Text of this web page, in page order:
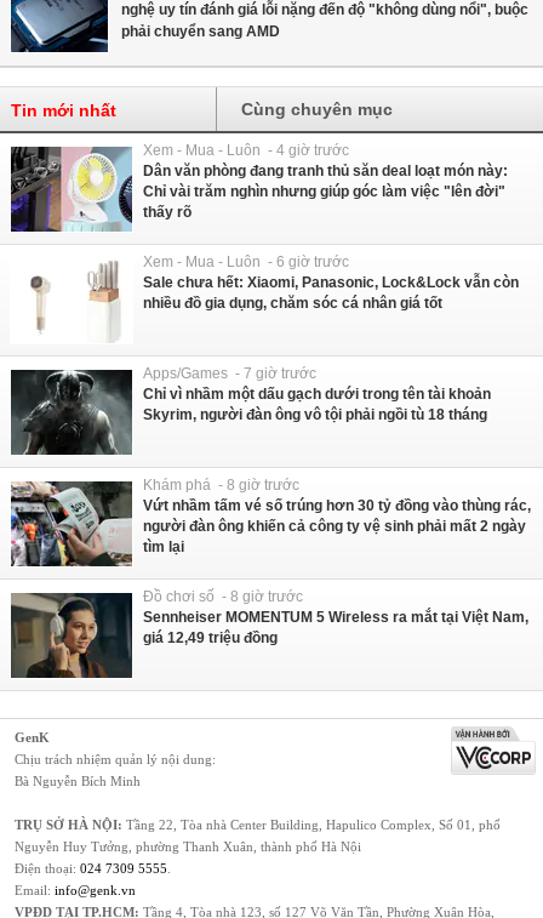
nghệ uy tín đánh giá lỗi nặng đến độ "không dùng nổi", buộc
phải chuyển sang AMD
Tin mới nhất Cùng chuyên mục
Xem - Mua - Luôn - 4 giờ trước
Dân văn phòng đang tranh thủ săn deal loạt món này:
Chỉ vài trăm nghìn nhưng giúp góc làm việc "lên đời"
thấy rõ
Xem - Mua - Luôn - 6 giờ trước
Sale chưa hết: Xiaomi, Panasonic, Lock&Lock vẫn còn
nhiều đồ gia dụng, chăm sóc cá nhân giá tốt
Apps/Games - 7 giờ trước
Chỉ vì nhầm một dấu gạch dưới trong tên tài khoản
Skyrim, người đàn ông vô tội phải ngồi tù 18 tháng
Khám phá - 8 giờ trước
Vứt nhầm tấm vé số trúng hơn 30 tỷ đồng vào thùng rác,
người đàn ông khiến cả công ty vệ sinh phải mất 2 ngày
tìm lại
Đồ chơi số - 8 giờ trước
Sennheiser MOMENTUM 5 Wireless ra mắt tại Việt Nam,
giá 12,49 triệu đồng
GenK
Chịu trách nhiệm quản lý nội dung:
Bà Nguyễn Bích Minh
TRỤ SỞ HÀ NỘI: Tầng 22, Tòa nhà Center Building, Hapulico Complex, Số 01, phố
Nguyễn Huy Tưởng, phường Thanh Xuân, thành phố Hà Nội
Điện thoại: 024 7309 5555.
Email: info@genk.vn
VPĐD TẠI TP.HCM: Tầng 4, Tòa nhà 123, số 127 Võ Văn Tần, Phường Xuân Hòa,